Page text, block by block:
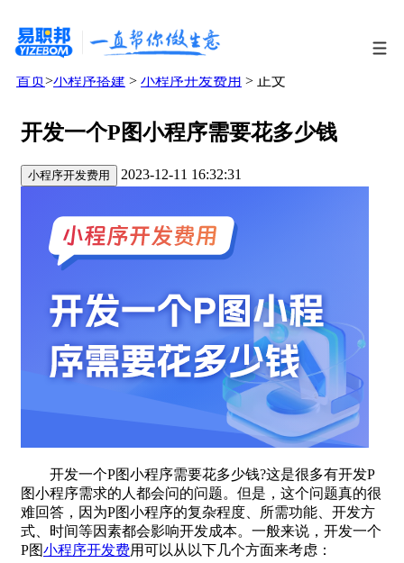
首页>小程序搭建 > 小程序开发费用 > 正文
开发一个P图小程序需要花多少钱
小程序开发费用 2023-12-11 16:32:31
开发一个P图小程序需要花多少钱?这是很多有开发P
图小程序需求的人都会问的问题。但是，这个问题真的很
难回答，因为P图小程序的复杂程度、所需功能、开发方
式、时间等因素都会影响开发成本。一般来说，开发一个
P图小程序开发费用可以从以下几个方面来考虑：